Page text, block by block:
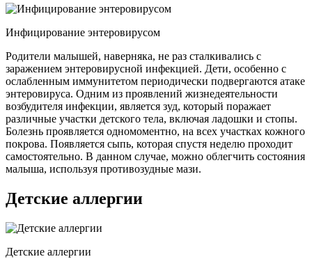
Инфицирование энтеровирусом
Родители малышей, наверняка, не раз сталкивались с
заражением энтеровирусной инфекцией. Дети, особенно с
ослабленным иммунитетом периодически подвергаются атаке
энтеровируса. Одним из проявлений жизнедеятельности
возбудителя инфекции, является зуд, который поражает
различные участки детского тела, включая ладошки и стопы.
Болезнь проявляется одномоментно, на всех участках кожного
покрова. Появляется сыпь, которая спустя неделю проходит
самостоятельно. В данном случае, можно облегчить состояния
малыша, используя противозудные мази.
Детские аллергии
Детские аллергии